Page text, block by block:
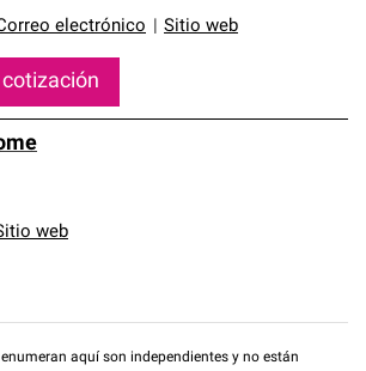
electrónico Sitio web
web
aquí son independientes y no están